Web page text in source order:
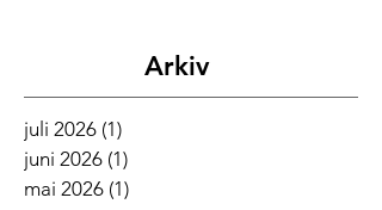
Arkiv
juli 2026 (1)1 innlegg
juni 2026 (1)1 innlegg